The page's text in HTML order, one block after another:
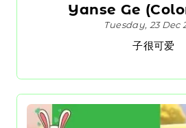
Yanse Ge
Tuesday, 23 Dec
子很可爱